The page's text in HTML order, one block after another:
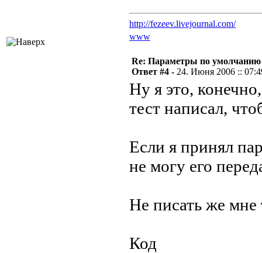
http://fezeev.livejournal.com/
www
Re: Параметры по умолчанию
Ответ #4 - 24. Июня 2006 ::
Ну я это,
тест написал,
Если я принял
не могу его
Не писать же мне
Код